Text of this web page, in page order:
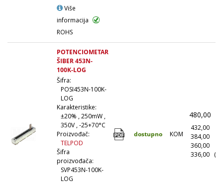
Više
informacija
ROHS
POTENCIOMETAR
ŠIBER 453N-
100K-LOG
Šifra:
POSI453N-100K-
LOG
Karakteristike:
±20% , 250mW ,
350V , -25+70°C
Proizvođač:
TELPOD
Šifra
proizvođača:
SVP453N-100K-
LOG
dostupno KOM
480,00
432,00
384,00
360,00
336,00